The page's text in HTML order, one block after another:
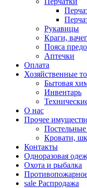
Рукавицы
Краги,
Пояса
Аптечки
Оплата
Хозяйственные
Бытовая
Инвентарь
О нас
Прочее
Кровати,
Контакты
Одноразовая
Охота и рыбалка
sale Распродажа